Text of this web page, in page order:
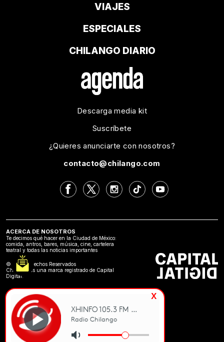
VIAJES
ESPECIALES
CHILANGO DIARIO
Descarga media kit
Suscríbete
¿Quieres anunciarte con nosotros?
contacto@chilango.com
ACERCA DE NOSOTROS
Te decimos qué hacer en la Ciudad de México:
comida, antros, bares, música, cine, cartelera
teatral y todas las noticias importantes
©2024 Derechos Reservados
Chilango es una marca registrado de Capital
Digital.
x